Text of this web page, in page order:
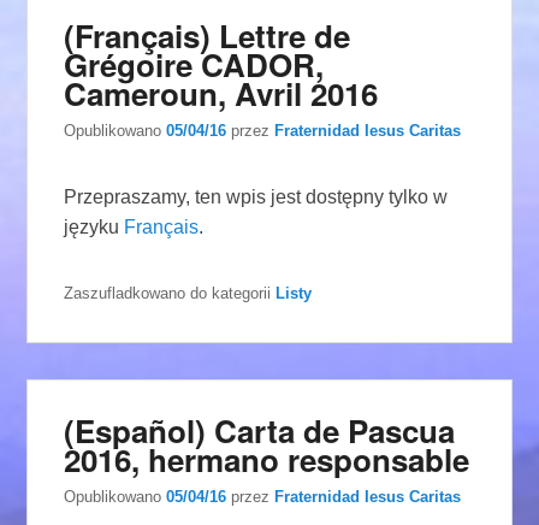
(Français) Lettre de
Grégoire CADOR,
Cameroun, Avril 2016
Opublikowano05/04/16 przez Fraternidad Iesus Caritas
Przepraszamy, ten wpis jest dostępny tylko w
języku Français.
Zaszufladkowano do kategorii Listy
(Español) Carta de Pascua
2016, hermano responsable
Opublikowano05/04/16 przezFraternidad Iesus Caritas